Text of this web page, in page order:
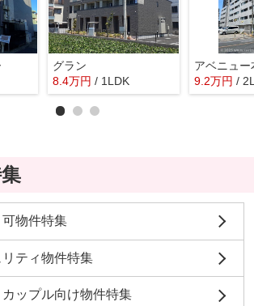
グラン
8.4万円 / 1LDK
アベニュー
9.2万円 /
可物件特集
リティ物件特集
カップル向け物件特集